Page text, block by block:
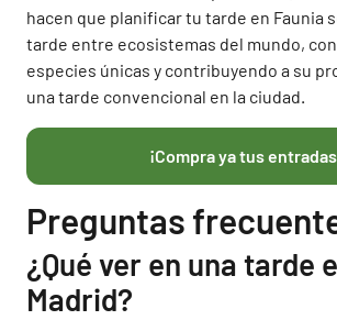
hacen que planificar tu tarde en Faunia
tarde entre ecosistemas del mundo,
especies únicas y contribuyendo a su
una tarde convencional en la ciudad.
¡Compra ya tus
Preguntas
¿Qué ver en una tarde
Madrid?